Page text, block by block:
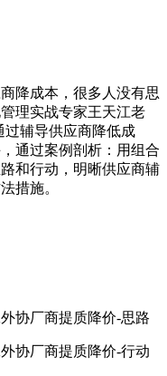
降成本，很多人没有思
理实战专家王天江老
过辅导供应商降低成
通过案例剖析：用组合
和行动，明晰供应商辅
措施。
协厂商提质降价-思路
协厂商提质降价-行动